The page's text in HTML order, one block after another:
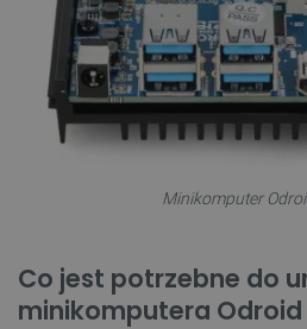
Minikomputer
Co jest potrzebne do
minikomputera Odroid